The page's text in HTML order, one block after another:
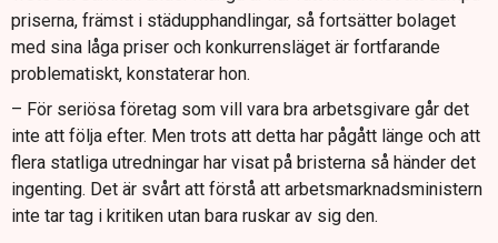
priserna, främst i städupphandlingar, så fortsätter bolaget
med sina låga priser och konkurrensläget är fortfarande
problematiskt, konstaterar hon.
– För seriösa företag som vill vara bra arbetsgivare går det
inte att följa efter. Men trots att detta har pågått länge och att
flera statliga utredningar har visat på bristerna så händer det
ingenting. Det är svårt att förstå att arbetsmarknadsministern
inte tar tag i kritiken utan bara ruskar av sig den.